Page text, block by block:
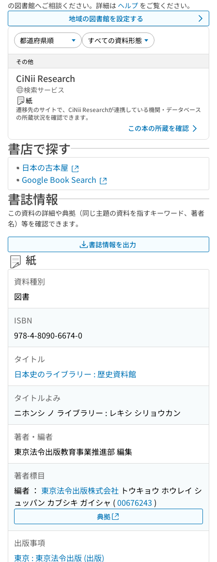
の図書館へご相談ください。詳細は ヘルプ をご覧ください。
地域の図書館を設定する
その他
CiNii Research
検索サービス
紙
遷移先のサイトで、CiNii Researchが連携している機関・データベース
の所蔵状況を確認できます。
この本の所蔵を確認
書店で探す
日本の古本屋
Google Book Search
書誌情報
この資料の詳細や典拠（同じ主題の資料を指すキーワード、著者
名）等を確認できます。
書誌情報を出力
紙
資料種別
図書
ISBN
978-4-8090-6674-0
タイトル
日本史のライブラリー : 歴史資料館
タイトルよみ
ニホンシ ノ ライブラリー : レキシ シリョウカン
著者・編者
東京法令出版教育事業推進部 編集
著者標目
編者 ： 東京法令出版株式会社 トウキョウ ホウレイ シ
ュッパン カブシキ ガイシャ (00676243 )
典拠
出版事項
東京 : 東京法令出版 (出版)